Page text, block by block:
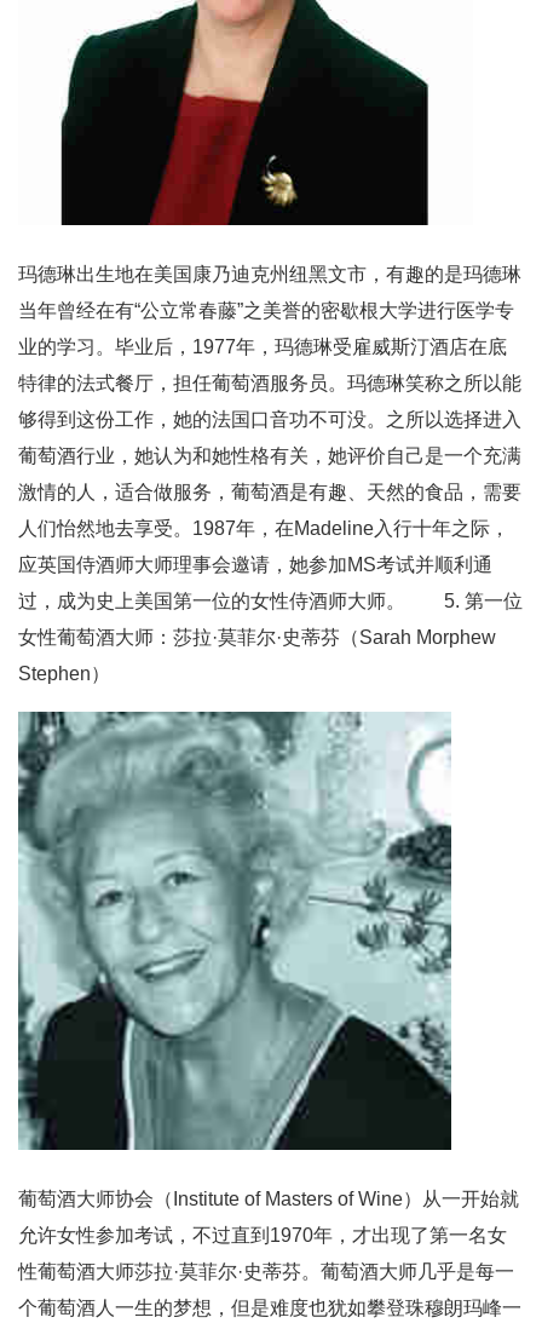
玛德琳出生地在美国康乃迪克州纽黑文市，有趣的是玛德琳
当年曾经在有“公立常春藤”之美誉的密歇根大学进行医学专
业的学习。毕业后，1977年，玛德琳受雇威斯汀酒店在底
特律的法式餐厅，担任葡萄酒服务员。玛德琳笑称之所以能
够得到这份工作，她的法国口音功不可没。之所以选择进入
葡萄酒行业，她认为和她性格有关，她评价自己是一个充满
激情的人，适合做服务，葡萄酒是有趣、天然的食品，需要
人们怡然地去享受。1987年，在Madeline入行十年之际，
应英国侍酒师大师理事会邀请，她参加MS考试并顺利通
过，成为史上美国第一位的女性侍酒师大师。 5. 第一位
女性葡萄酒大师：莎拉·莫菲尔·史蒂芬（Sarah Morphew
Stephen）
葡萄酒大师协会（Institute of Masters of Wine）从一开始就
允许女性参加考试，不过直到1970年，才出现了第一名女
性葡萄酒大师莎拉·莫菲尔·史蒂芬。葡萄酒大师几乎是每一
个葡萄酒人一生的梦想，但是难度也犹如攀登珠穆朗玛峰一